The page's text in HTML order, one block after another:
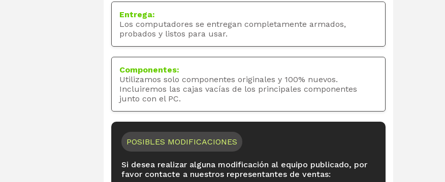
Entrega:
Los computadores se entregan completamente armados,
probados y listos para usar.
Componentes:
Utilizamos solo componentes originales y 100% nuevos.
Incluiremos las cajas vacías de los principales componentes
junto con el PC.
POSIBLES MODIFICACIONES
Si desea realizar alguna modificación al equipo publicado, por
favor contacte a nuestros representantes de ventas: